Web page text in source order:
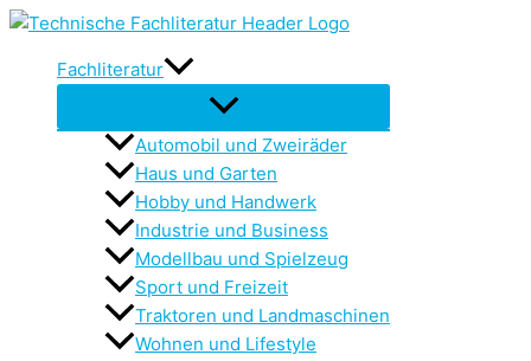
Zum
springenFachliteratur
Automobil und Zweiräder
Haus und Garten
Hobby und Handwerk
Industrie und Business
Modellbau und Spielzeug
Sport und Freizeit
Traktoren und Landmaschinen
Wohnen und Lifestyle